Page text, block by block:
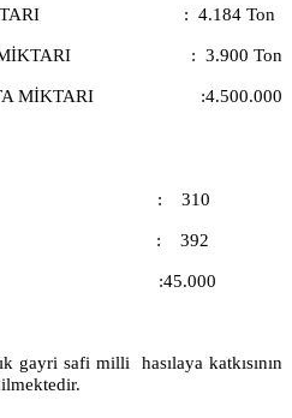
: 4.184 Ton
: 3.900 Ton
MİKTARI
:4.500.000
: 310
: 392
:45.000
gayri safi milli
hasılaya katkısının